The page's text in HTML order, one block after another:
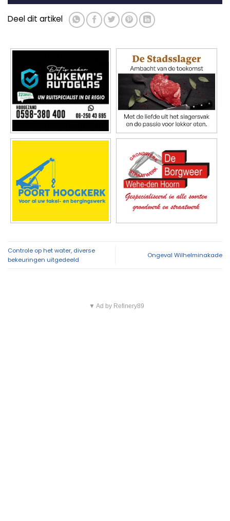
Deel dit artikel
Controle op het water, diverse
bekeuringen uitgedeeld
Ongeval Wilhelminakade
▼ Ad by Refinery89